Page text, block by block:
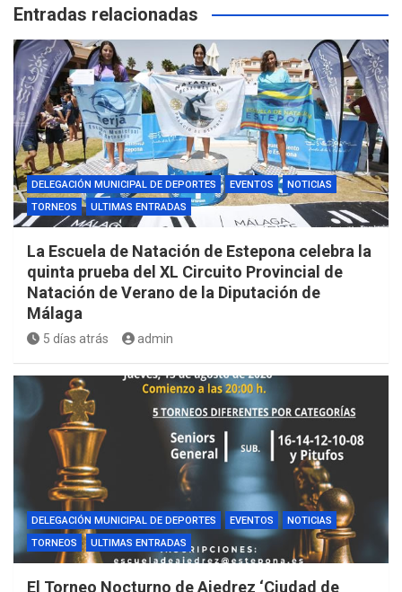
Entradas relacionadas
DELEGACIÓN MUNICIPAL DE DEPORTES EVENTOS
NOTICIAS
TORNEOS
ULTIMAS ENTRADAS
La Escuela de Natación de Estepona celebra la
quinta prueba del XL Circuito Provincial de
Natación de Verano de la Diputación de
Málaga
5 días atrás admin
DELEGACIÓN MUNICIPAL DE DEPORTES EVENTOS
NOTICIAS
TORNEOS
ULTIMAS ENTRADAS
El Torneo Nocturno de Ajedrez ‘Ciudad de